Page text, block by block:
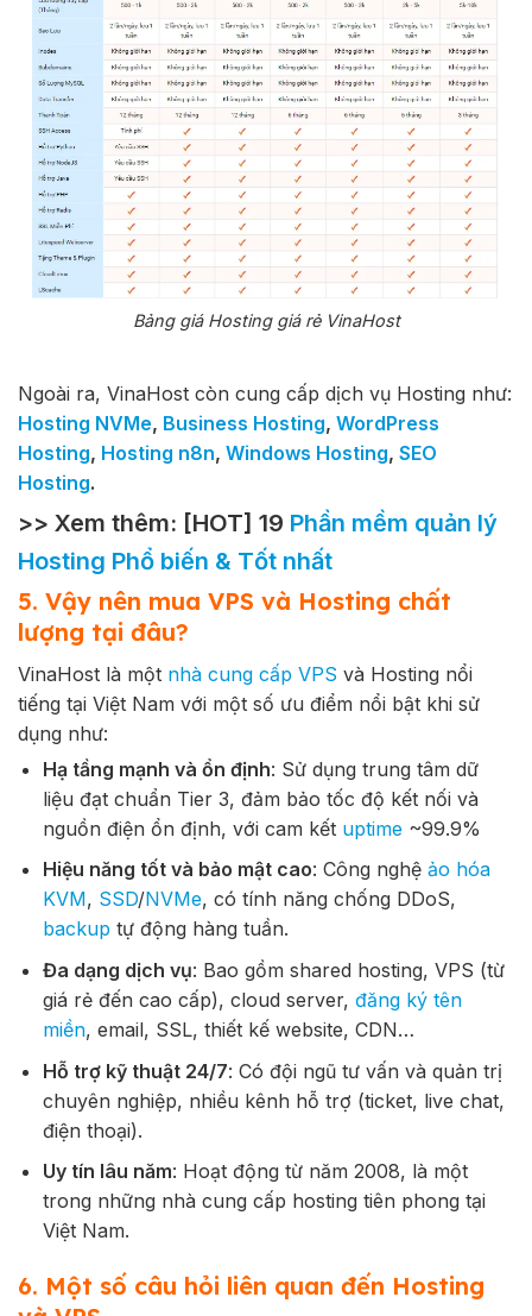
Bảng giá Hosting giá rẻ VinaHost
Ngoài ra, VinaHost còn cung cấp dịch vụ Hosting như:
Hosting NVMe, Business Hosting, WordPress
Hosting, Hosting n8n, Windows Hosting, SEO
Hosting.
>> Xem thêm: [HOT] 19 Phần mềm quản lý
Hosting Phổ biến & Tốt nhất
5. Vậy nên mua VPS và Hosting chất
lượng tại đâu?
VinaHost là một nhà cung cấp VPS và Hosting nổi
tiếng tại Việt Nam với một số ưu điểm nổi bật khi sử
dụng như:
Hạ tầng mạnh và ổn định: Sử dụng trung tâm dữ
liệu đạt chuẩn Tier 3, đảm bảo tốc độ kết nối và
nguồn điện ổn định, với cam kết uptime~99.9%
Hiệu năng tốt và bảo mật cao: Công nghệ ảo hóa
KVM, SSD/NVMe, có tính năng chống DDoS,
backup tự động hàng tuần.
Đa dạng dịch vụ: Bao gồm shared hosting, VPS (từ
giá rẻ đến cao cấp), cloud server, đăng ký tên
miền, email, SSL, thiết kế website, CDN…
Hỗ trợ kỹ thuật 24/7: Có đội ngũ tư vấn và quản trị
chuyên nghiệp, nhiều kênh hỗ trợ (ticket, live chat,
điện thoại).
Uy tín lâu năm: Hoạt động từ năm 2008, là một
trong những nhà cung cấp hosting tiên phong tại
Việt Nam.
6. Một số câu hỏi liên quan đến Hosting